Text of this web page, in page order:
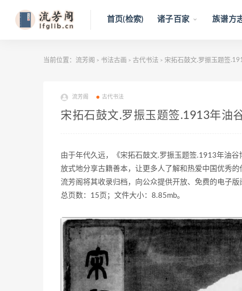
首页(检索) 诸子百家 族谱方
当前位置： 流芳阁 > 书法古画 > 古代书法 > 宋拓石鼓文.罗振玉题签
流芳阁 古代书法
宋拓石鼓文.罗振玉题签.1913年油
由于年代久远，《宋拓石鼓文.罗振玉题签.1913年油
放式地分享古籍善本，让更多人了解和热爱中国优秀
流芳阁将其收录归档，向公众提供开放、免费的电子版
总页数：15页；文件大小：8.85mb。